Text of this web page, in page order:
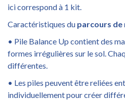
ici correspond à 1 kit.
Caractéristiques du parcours
• Pile Balance Up contient des
formes irrégulières sur le sol.
différentes.
• Les piles peuvent être reliées
individuellement pour créer